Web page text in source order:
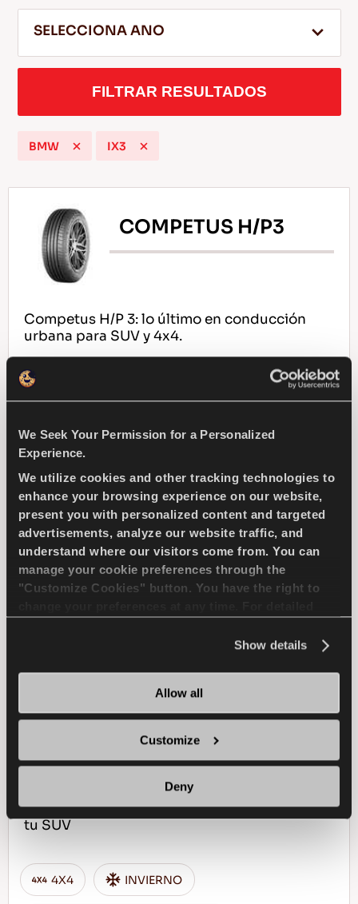
We Seek Your Permission for a Personalized
Experience.
We utilize cookies and other tracking technologies to
enhance your browsing experience on our website,
present you with personalized content and targeted
advertisements, analyze our website traffic, and
understand where our visitors come from. You can
manage your cookie preferences through the
"Customize Cookies" button. You have the right to
Show details
Allow all
Customize
Deny
Consejos Para conducir En La Nieve
SELECCIONA ANO
FILTRAR RESULTADOS
BMW IX3
COMPETUS H/P3
Competus H/P 3: lo último en conducción
urbana para SUV y 4x4.
USO EN ASFALTO
MANIOBRABILIDAD EN MOJADO
MANIOBRABILIDAD EN SECO
FRENADA EN MOJADO
COMPETUS WINTER 2
+
Desafía el invierno - Conducción segura para
tu SUV
4X4 INVIERNO